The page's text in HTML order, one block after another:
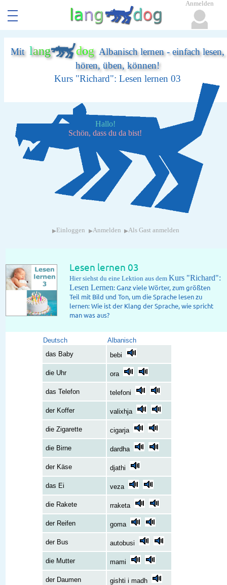
Mit lang dogAlbanisch lernen - einfach lesen,
hören, üben, können!
Kurs "Richard": Lesen lernen 03
Hallo!
Schön, dass du da bist!
▸ Einloggen ▸Anmelden ▸Als Gast anmelden
Lesen lernen 03
Hier siehst du eine Lektion aus dem Kurs "Richard":
Lesen Lernen: Ganz viele Wörter, zum größten
Teil mit Bild und Ton, um die Sprache lesen zu
lernen: Wie ist der Klang der Sprache, wie spricht
man was aus?
Deutsch
Albanisch
das Baby
bebi
die Uhr ora
das Telefon telefoni
der Koffer valixhja
die Zigarette cigarja
die Birne dardha
der Käse djathi
das Ei veza
die Rakete rraketa
der Reifen goma
der Bus autobusi
die Mutter mami
der Daumen gishti i madh
Anmelden